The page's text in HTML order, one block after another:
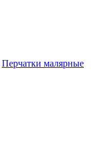
Перчатки малярные